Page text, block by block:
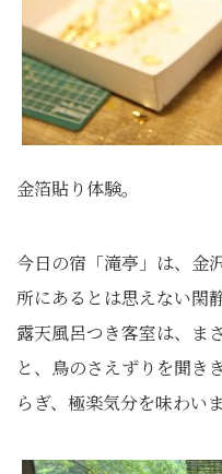
金箔貼り体験。
今日の宿「滝亭」は、金
所にあるとは思えない閑
露天風呂つき客室は、ま
と、鳥のさえずりを聞き
らぎ、極楽気分を味わいま